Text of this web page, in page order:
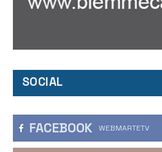
SOCIAL
FACEBOOK WEBMARTETV